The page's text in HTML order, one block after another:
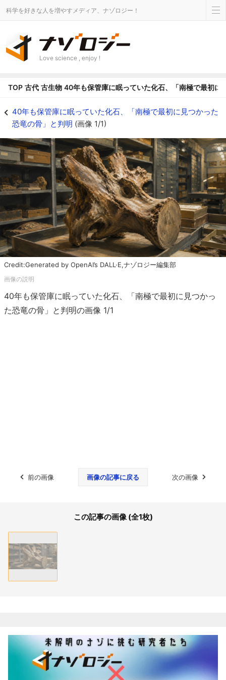
科学を好きな人を増やすメディア、ナゾロジー！
Love science , enjoy !
TOP 古代 古生物 40年も保管庫に眠っていた化石、「南極で最初に
40年も保管庫に眠っていた化石、「南極で最初に見つかった
恐竜の骨」と判明 (画像 1/1)
Credit:Generated by OpenAI’s DALL·E,ナゾロジー編集部
40年も保管庫に眠っていた化石、「南極で最初に見つかっ
た恐竜の骨」と判明の画像 1/1
前の画像 画像の記事に戻る 次の画像
この記事の画像 (全1枚)